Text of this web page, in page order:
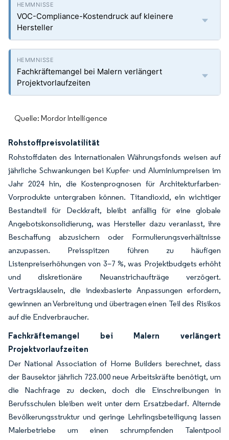
VOC-Compliance-Kostendruck auf kleinere
Hersteller
Fachkräftemangel bei Malern verlängert
Projektvorlaufzeiten
Quelle: Mordor Intelligence
Rohstoffpreisvolatilität
Rohstoffdaten des Internationalen Währungsfonds weisen auf
jährliche Schwankungen bei Kupfer- und Aluminiumpreisen im
Jahr 2024 hin, die Kostenprognosen für Architekturfarben-
Vorprodukte untergraben können. Titandioxid, ein wichtiger
Bestandteil für Deckkraft, bleibt anfällig für eine globale
Angebotskonsolidierung, was Hersteller dazu veranlasst, ihre
Beschaffung abzusichern oder Formulierungsverhältnisse
anzupassen. Preisspitzen führen zu häufigen
Listenpreiserhöhungen von 3–7 %, was Projektbudgets erhöht
und diskretionäre Neuanstrichaufträge verzögert.
Vertragsklauseln, die indexbasierte Anpassungen erfordern,
gewinnen an Verbreitung und übertragen einen Teil des Risikos
auf die Endverbraucher.
Fachkräftemangel bei Malern verlängert
Projektvorlaufzeiten
Der National Association of Home Builders berechnet, dass
der Bausektor jährlich 723.000 neue Arbeitskräfte benötigt, um
die Nachfrage zu decken, doch die Einschreibungen in
Berufsschulen bleiben weit unter dem Ersatzbedarf. Alternde
Bevölkerungsstruktur und geringe Lehrlingsbeteiligung lassen
Malerbetriebe um einen schrumpfenden Talentpool